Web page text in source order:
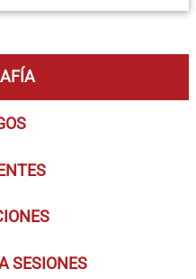
SESIONES